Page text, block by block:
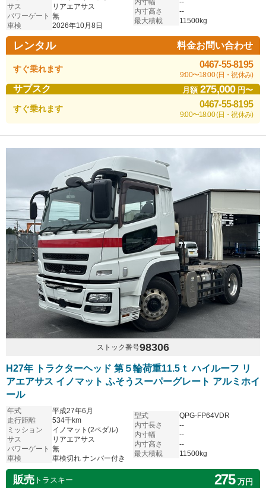
サス
リアエアサス
パワーゲート 無
車検
2026年10月8日
内寸幅
--
内寸高さ
--
最大積載
11500kg
レンタル 料金お問い合わせ
すぐ乗れます 0467-55-8195
9:00〜18:00 (日・祝休み)
サブスク 月額275,000円〜
すぐ乗れます 0467-55-8195
9:00〜18:00 (日・祝休み)
ストック番号98306
H27年 トラクターヘッド 第５輪荷重11.5ｔ ハイルーフ リ
アエアサス イノマット ふそうスーパーグレート アルミホイ
ール
年式
平成27年6月
走行距離
534千km
ミッション
イノマット(2ペダル)
サス
リアエアサス
パワーゲート 無
車検
車検切れ ナンバー付き
型式
QPG-FP64VDR
内寸長さ
--
内寸幅
--
内寸高さ
--
最大積載
11500kg
販売 トラスキー 275万円